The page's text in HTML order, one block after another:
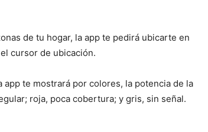
de tu hogar, la app te pedirá ubicarte en
cursor de ubicación.
te mostrará por colores, la potencia de la
roja, poca cobertura; y gris, sin señal.